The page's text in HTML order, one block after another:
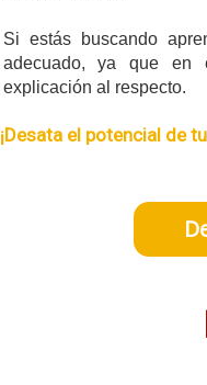
Si estás buscando
adecuado, ya que en
explicación al respecto.
¡Desata el potencial de